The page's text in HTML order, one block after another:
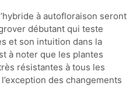
à autofloraison seront
débutant qui teste
et son intuition dans la
à noter que les plantes
résistantes à tous les
des changements